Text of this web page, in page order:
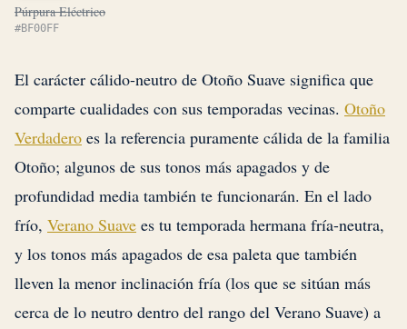
Púrpura Eléctrico
#BF00FF
El carácter cálido-neutro de Otoño Suave significa que
comparte cualidades con sus temporadas vecinas. Otoño
Verdadero es la referencia puramente cálida de la familia
Otoño; algunos de sus tonos más apagados y de
profundidad media también te funcionarán. En el lado
frío, Verano Suave es tu temporada hermana fría-neutra,
y los tonos más apagados de esa paleta que también
lleven la menor inclinación fría (los que se sitúan más
cerca de lo neutro dentro del rango del Verano Suave) a